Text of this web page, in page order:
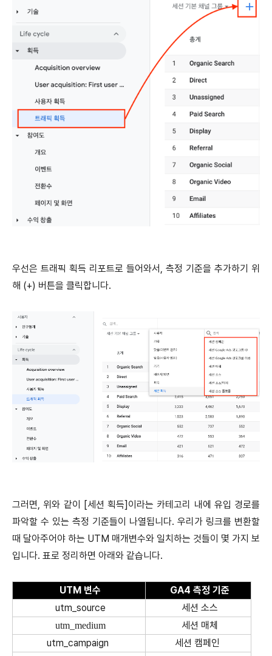
우선은 트래픽 획득 리포트로 들어와서, 측정 기준을 추가하기 위
해 (+) 버튼을 클릭합니다.
그러면, 위와 같이 [세션 획득]이라는 카테고리 내에 유입 경로를
파악할 수 있는 측정 기준들이 나열됩니다. 우리가 링크를 변환할
때 달아주어야 하는 UTM 매개변수와 일치하는 것들이 몇 가지 보
입니다. 표로 정리하면 아래와 같습니다.
UTM 변수
GA4 측정 기준
utm_source
세션 소스
utm_medium
세션 매체
utm_campaign
세션 캠페인